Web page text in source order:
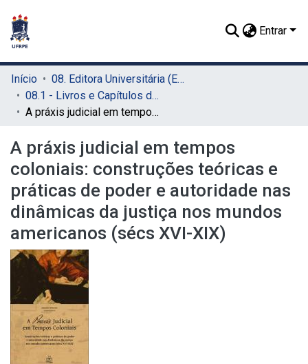
Entrar
Início
08. Editora Universitária (EDUFRPE)
08.1 - Livros e Capítulos de Livros (EDUFRPE)
A práxis judicial em tempos coloniais: construções teóricas e práticas de poder e autoridade nas dinâmicas da justiça nos mundos americanos (sécs XVI-XIX)
A práxis judicial em tempos
coloniais: construções teóricas e
práticas de poder e autoridade nas
dinâmicas da justiça nos mundos
americanos (sécs XVI-XIX)